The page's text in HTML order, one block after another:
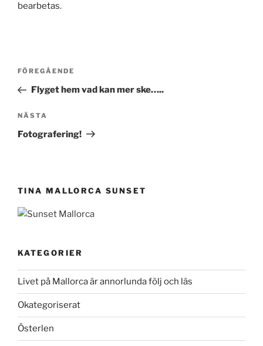
bearbetas.
Inläggsnavigering
Föregående
inlägg
FÖREGÅENDE
Flyget hem vad kan mer ske…..
Nästa
inlägg
NÄSTA
Fotografering!
TINA MALLORCA SUNSET
KATEGORIER
Livet på Mallorca är annorlunda följ och läs
Okategoriserat
Österlen